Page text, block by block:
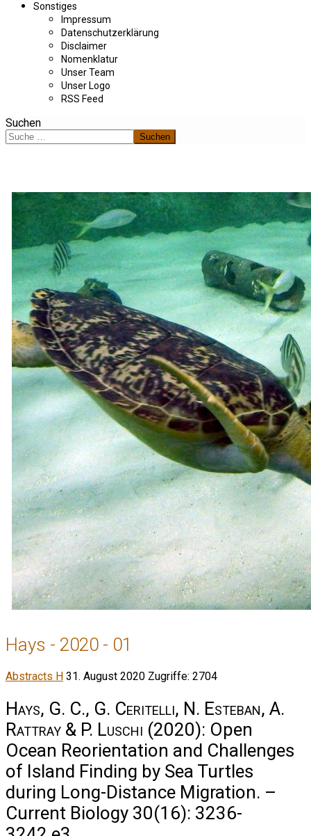
Sonstiges
Impressum
Datenschutzerklärung
Disclaimer
Nomenklatur
Unser Team
Unser Logo
RSS Feed
Suchen
Suchen
Hays - 2020 - 01
Abstracts H 31. August 2020 Zugriffe: 2704
Hays, G. C., G. Ceritelli, N. Esteban, A.
Rattray & P. Luschi (2020): Open
Ocean Reorientation and Challenges
of Island Finding by Sea Turtles
during Long-Distance Migration. –
Current Biology 30(16): 3236-